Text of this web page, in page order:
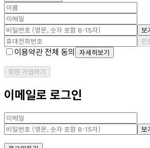
보
인
이용약관 전체 동의 자세히보기
회원 가입하기
이메일로 로그인
보